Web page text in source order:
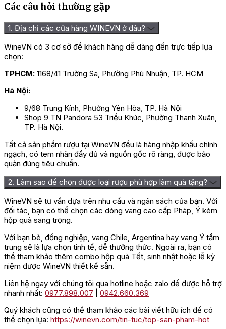
Hương vị vang Château Lynch
Moussas 2019
Các câu hỏi thường gặp
1. Địa chỉ các cửa hàng WINEVN ở đâu?
WineVN có 3 cơ sở để khách hàng dễ dàng đến trực tiếp lựa
chọn:
TPHCM: 1168/41 Trường Sa, Phường Phú Nhuận, TP. HCM
Hà Nội:
9/68 Trung Kính, Phường Yên Hòa, TP. Hà Nội
Shop 9 TN Pandora 53 Triều Khúc, Phường Thanh Xuân,
TP. Hà Nội.
Tất cả sản phẩm rượu tại WineVN đều là hàng nhập khẩu chính
ngạch, có tem nhãn đầy đủ và nguồn gốc rõ ràng, được bảo
quản đúng tiêu chuẩn.
2. Làm sao để chọn được loại rượu phù hợp làm quà tặng?
WineVN sẽ tư vấn dựa trên nhu cầu và ngân sách của bạn. Với
đối tác, bạn có thể chọn các dòng vang cao cấp Pháp, Ý kèm
hộp quà sang trọng.
Với bạn bè, đồng nghiệp, vang Chile, Argentina hay vang Ý tầm
trung sẽ là lựa chọn tinh tế, dễ thưởng thức. Ngoài ra, bạn có
thể tham khảo thêm combo hộp quà Tết, sinh nhật hoặc lễ kỷ
niệm được WineVN thiết kế sẵn.
Liên hệ ngay với chúng tôi qua hotline hoặc zalo để được hỗ trợ
nhanh nhất: 0977.898.007
0942.660.369
Quý khách cũng có thể tham khảo các bài viết hữu ích để có
thể chọn lựa: https://winevn.com/tin-tuc/top-san-pham-hot